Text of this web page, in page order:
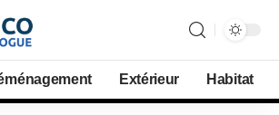
Extérieur Habitat